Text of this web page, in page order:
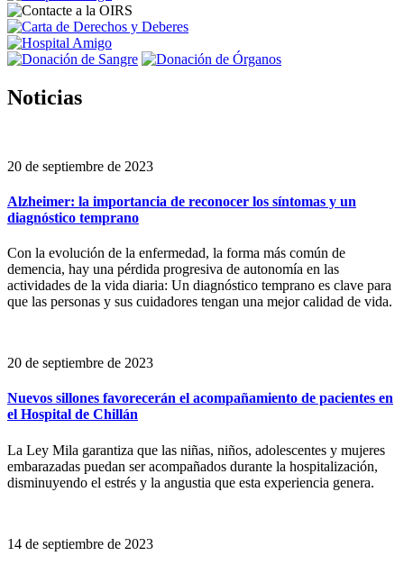
Noticias
20 de septiembre de 2023
Alzheimer: la importancia de reconocer los síntomas y un
diagnóstico temprano
Con la evolución de la enfermedad, la forma más común de
demencia, hay una pérdida progresiva de autonomía en las
actividades de la vida diaria: Un diagnóstico temprano es clave para
que las personas y sus cuidadores tengan una mejor calidad de vida.
20 de septiembre de 2023
Nuevos sillones favorecerán el acompañamiento de pacientes en
el Hospital de Chillán
La Ley Mila garantiza que las niñas, niños, adolescentes y mujeres
embarazadas puedan ser acompañados durante la hospitalización,
disminuyendo el estrés y la angustia que esta experiencia genera.
14 de septiembre de 2023